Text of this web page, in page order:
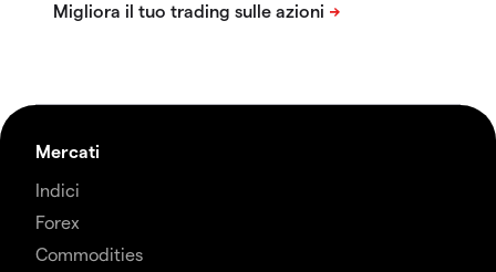
Mercati
Indici
Forex
Commodities